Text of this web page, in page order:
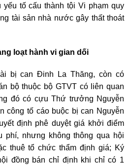
tố cấu thành tội Vi phạm quy
tài sản nhà nước gây thất thoát
loạt hành vi gian dối
bị can Đinh La Thăng, còn có
bộ thuộc bộ GTVT có liên quan
đó có cựu Thứ trưởng Nguyễn
công tố cáo buộc bị can Nguyễn
định phê duyệt giá khởi điểm
phí, nhưng không thông qua hội
thuê tổ chức thẩm định giá; Ký
đồng bán chỉ định khi chỉ có 1